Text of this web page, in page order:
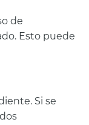
de
Esto puede
Si se